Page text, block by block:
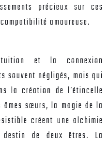
précieux sur ces
amoureuse.
et la connexion
souvent négligés, mais qui
la création de l’étincelle
âmes sœurs, la magie de la
créent une alchimie
de deux êtres. La